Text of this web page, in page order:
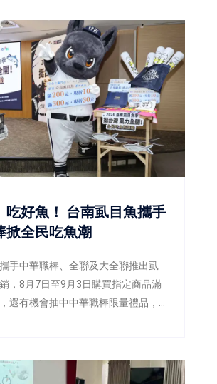
台南虱目魚攜手
掀全民吃魚潮
手中華職棒、全聯及大全聯推出虱
，8月7日至9月3日購買指定商品滿
還有機會抽中中華職棒限量禮品，